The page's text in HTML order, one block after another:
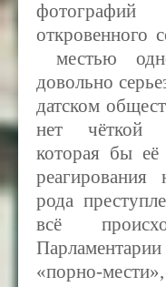
фотографий
откровенного
местью
довольно
датском
нет чёткой
которая бы её
реагирования
рода
всё
«порно-